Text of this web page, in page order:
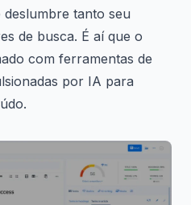
tanto seu
de busca. É aí que o
com ferramentas de
por IA para